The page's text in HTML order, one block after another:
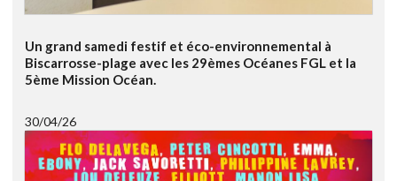
Un grand samedi festif et éco-environnemental à
Biscarrosse-plage avec les 29èmes Océanes FGL et la
5ème Mission Océan.
30/04/26